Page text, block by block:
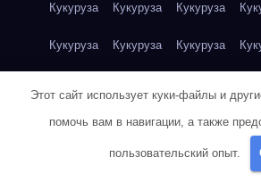
Кукуруза Кукуруза Кукуруза
Кукуруза Кукуруза Кукуруза
Куриная грудка Куриная грудка
Куриная грудка Куриная грудка
Этот сайт использует куки-файлы и
помочь вам в навигации, а также
пользовательский опыт.